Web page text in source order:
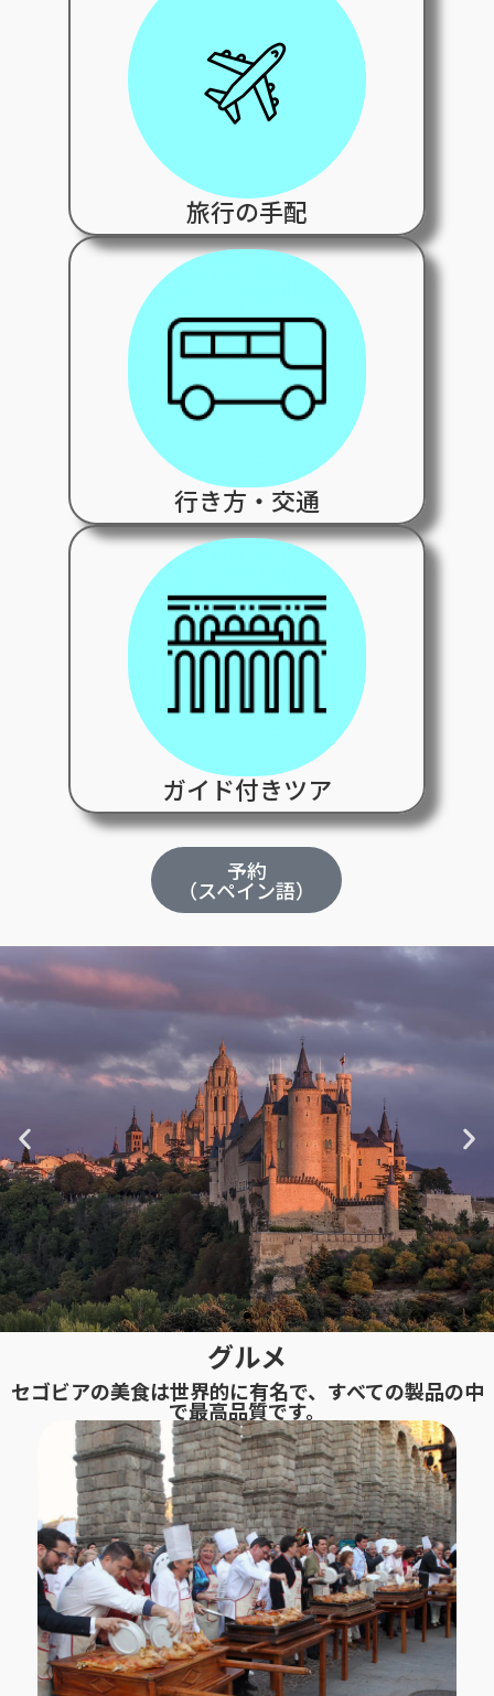
旅行の手配
行き方・交通
ガイド付きツア
予約
（スペイン語）
アルカサル城
世界の名城の一つに選ばれ、おとぎ話に出
てくるお城のモデルにもなったアルカサル
城。
続きを見る
グルメ
セゴビアの美食は世界的に有名で、すべての製品の中
で最高品質です。